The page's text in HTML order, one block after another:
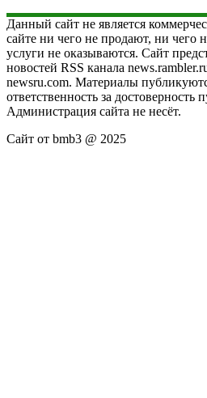
Данный сайт не является
сайте ни чего не продают, ни чего
услуги не оказываются. Сайт
новостей RSS канала
newsru.com. Материалы
ответственность за достоверность
Администрация сайта не несёт.
Сайт от bmb3 @ 2025